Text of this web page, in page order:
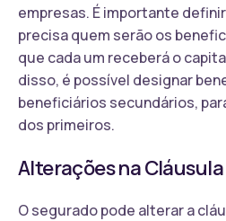
empresas. É importante
precisa quem serão os
que cada um receberá o
disso, é possível designar
beneficiários secundários,
dos primeiros.
Alterações na
O segurado pode alterar a